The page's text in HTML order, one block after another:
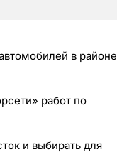
в районе
работ по
и выбирать для